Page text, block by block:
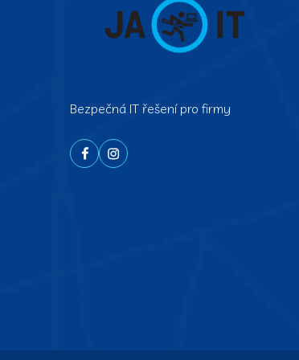
Bezpečná IT řešení pro firmy